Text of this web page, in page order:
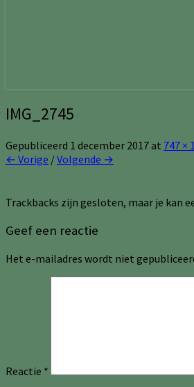
IMG_2745
Gepubliceerd 1 december 2017at 747 ×
← Vorige /Volgende →
Trackbacks zijn gesloten, maar je kan
Geef een reactie
Het e-mailadres wordt niet
Reactie *